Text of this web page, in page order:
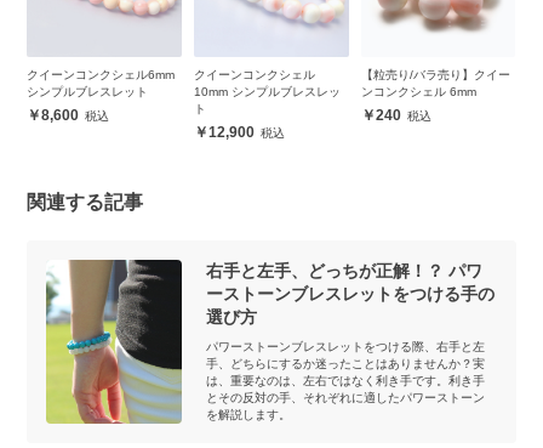
クイーンコンクシェル6mm
シンプルブレスレット
8,600
クイーンコンクシェル
10mm シンプルブレスレッ
ト
12,900
【粒売り/バラ売り】クイー
ンコンクシェル 6mm
240
関連する記事
右手と左手、どっちが正解！？ パワ
ーストーンブレスレットをつける手の
選び方
パワーストーンブレスレットをつける際、右手と左
手、どちらにするか迷ったことはありませんか？実
は、重要なのは、左右ではなく利き手です。利き手
とその反対の手、それぞれに適したパワーストーン
を解説します。